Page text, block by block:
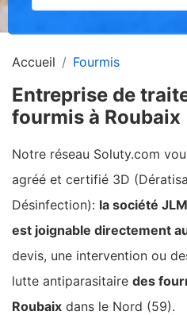
Accueil Fourmis
Entreprise de
fourmis à Roubaix
Notre réseau Soluty.com
agréé et certifié 3D
Désinfection): la société
est joignable directement
devis, une intervention ou
lutte antiparasitaire des
Roubaix dans le Nord (59).